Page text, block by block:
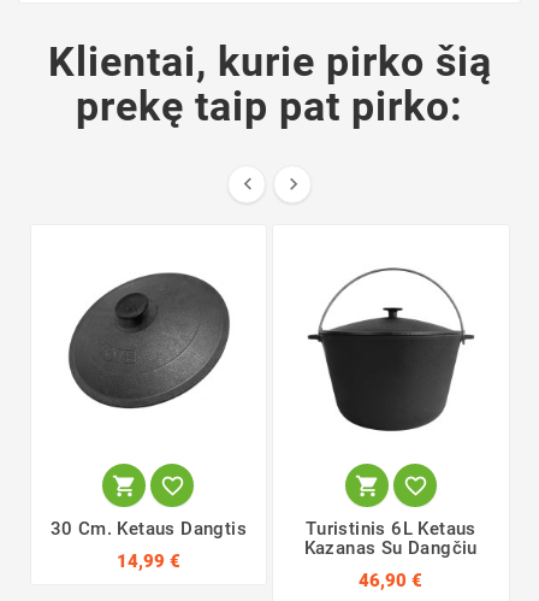
Klientai, kurie pirko šią
prekę taip pat pirko:
 
 
30 Cm. Ketaus Dangtis
14,99 €
 
Turistinis 6L Ketaus
Kazanas Su Dangčiu
46,90 €